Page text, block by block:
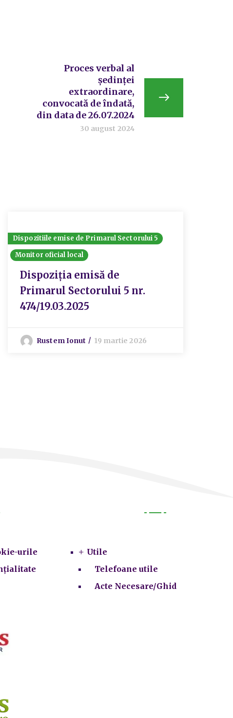
Proces verbal al
ședinței
extraordinare,
convocată de îndată,
din data de 26.07.2024
30 august 2024
Dispozitiile emise de Primarul Sectorului 5
Monitor oficial local
Dispoziția emisă de
Primarul Sectorului 5 nr.
474/19.03.2025
Rustem Ionut 19 martie 2026
urile
Utile
Telefoane utile
Acte Necesare/Ghid